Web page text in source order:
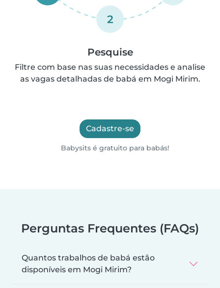
2
Pesquise
Filtre com base nas suas necessidades e analise
as vagas detalhadas de babá em Mogi Mirim.
Cadastre-se
Babysits é gratuito para babás!
Perguntas Frequentes (FAQs)
Quantos trabalhos de babá estão
disponíveis em Mogi Mirim?